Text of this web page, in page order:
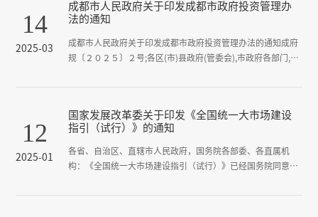
14
2025-03
成都市人民政府关于印发成都市政府投资管理办
法的通知
成都市人民政府关于印发成都市政府投资管理办法的通知成府
规〔２０２５〕２号;各区(市)县政府(管委会),市政府各部门,有
12
2025-01
国家发展改革委关于印发《全国统一大市场建设
指引（试行）》的通知
各省、自治区、直辖市人民政府，国务院各部委、各直属机
构：《全国统一大市场建设指引（试行）》已经国务院同意，